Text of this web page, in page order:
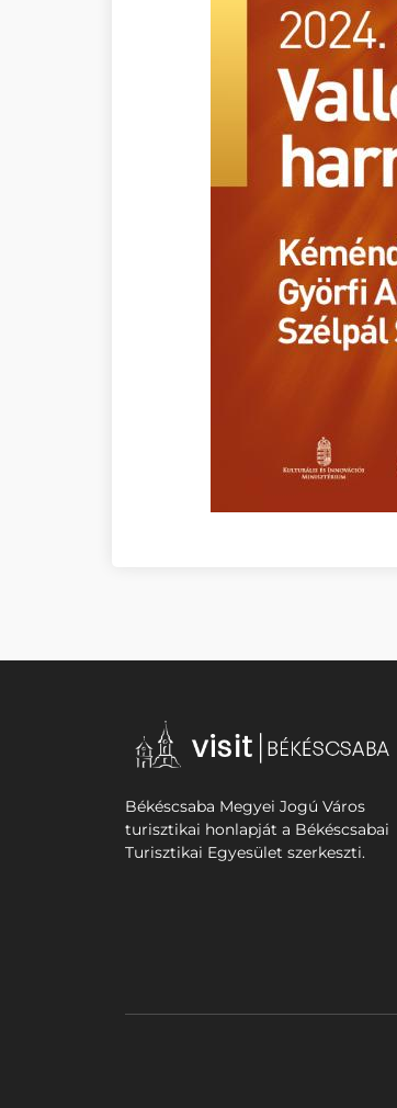
Békéscsaba Megyei Jogú Város
turisztikai honlapját a Békéscsabai
Turisztikai Egyesület szerkeszti.